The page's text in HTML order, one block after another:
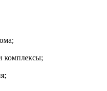
комплексы;